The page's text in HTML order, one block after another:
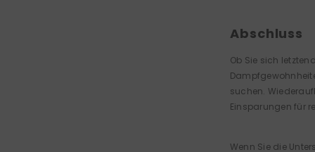
Abschluss
Ob Sie sich
suchen.
Einsparungen für
Wenn Sie die